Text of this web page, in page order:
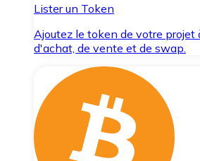
Lister un Token
Ajoutez le token de votre projet
d'achat, de vente et de swap.